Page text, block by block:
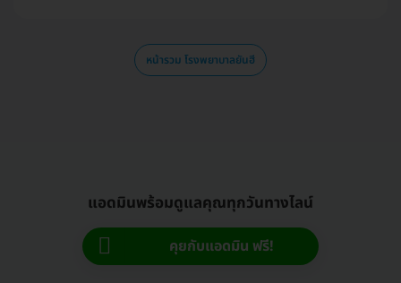
หน้ารวม โรงพยาบาลยันฮี
แอดมินพร้อมดูแลคุณทุกวันทางไลน์
คุยกับแอดมิน ฟรี!